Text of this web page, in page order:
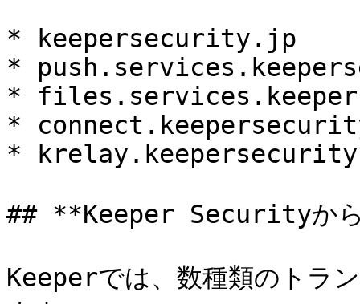
* keepersecurity.jp
*
*
*
*
## **Keeper Securityか
Keeperでは、数種類のトラ